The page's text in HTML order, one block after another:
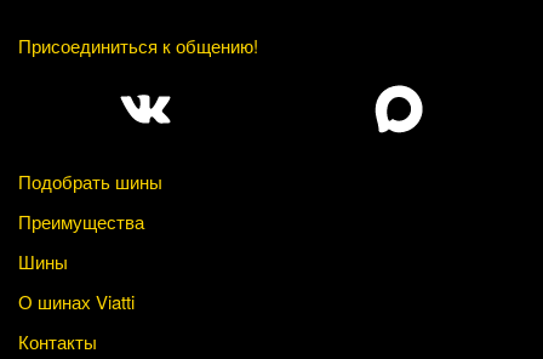
Присоединиться к общению!
Подобрать шины
Преимущества
Шины
О шинах Viatti
Контакты